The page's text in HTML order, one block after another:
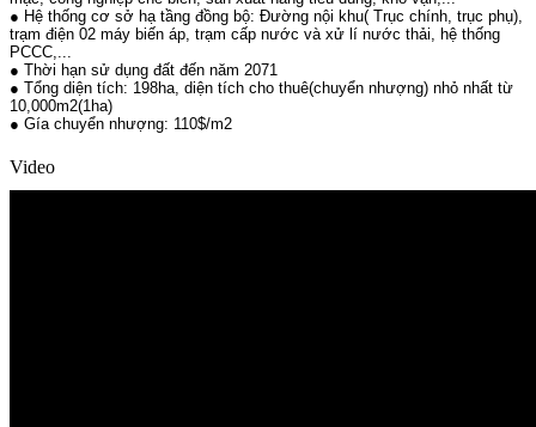
● Hệ thống cơ sở hạ tầng đồng bộ: Đường nội khu( Trục chính, trục phụ),
trạm điện 02 máy biến áp, trạm cấp nước và xử lí nước thải, hệ thống
PCCC,...
● Thời hạn sử dụng đất đến năm 2071
● Tổng diện tích: 198ha, diện tích cho thuê(chuyển nhượng) nhỏ nhất từ
10,000m2(1ha)
● Gía chuyển nhượng: 110$/m2
Video